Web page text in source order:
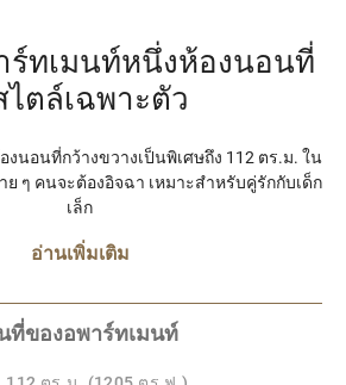
ร์ทเมนท์หนึ่งห้องนอนที่
ไตล์เฉพาะตัว
นอนที่กว้างขวางเป็นพิเศษถึง 112 ตร.ม. ใน
ย ๆ คนจะต้องอิจฉา เหมาะสำหรับคู่รักกับเด็ก
เล็ก
อ่านเพิ่มเติม
ที่ของอพาร์ทเมนท์